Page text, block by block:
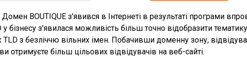
BOUTIQUE з'явився в Інтернеті в результаті програми
бізнесу з'явилася можливість більш точно відобразити тематику
з безліччю вільних імен. Побачивши доменну зону,
отримуєте більш цільових відвідувачів на веб-сайті.